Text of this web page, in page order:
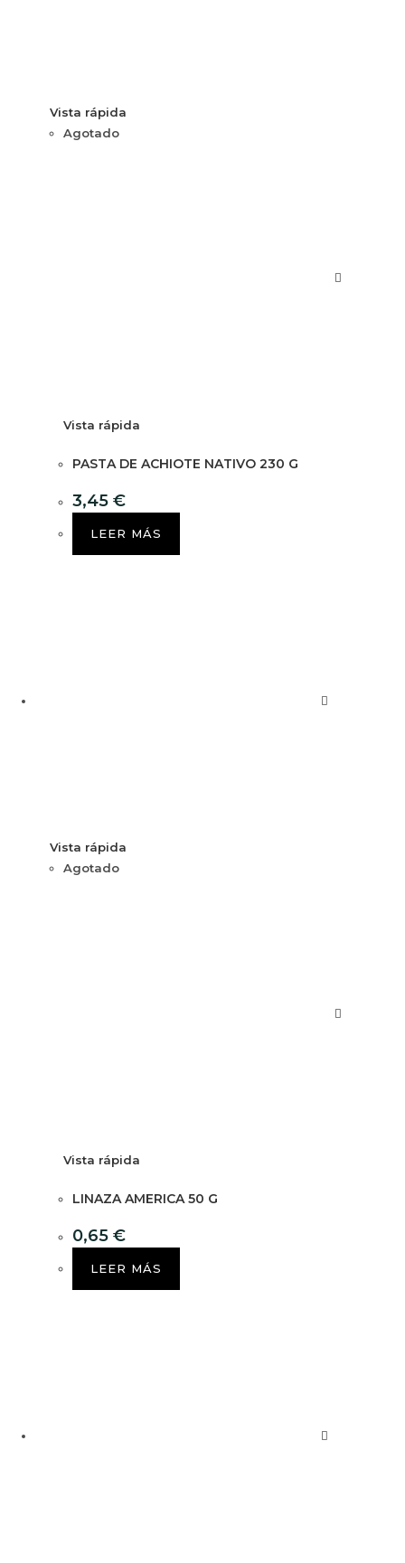
Vista rápida
Agotado
Vista rápida
PASTA DE ACHIOTE NATIVO 230 G
3,45 €
LEER MÁS
Vista rápida
Agotado
Vista rápida
LINAZA AMERICA 50 G
0,65 €
LEER MÁS